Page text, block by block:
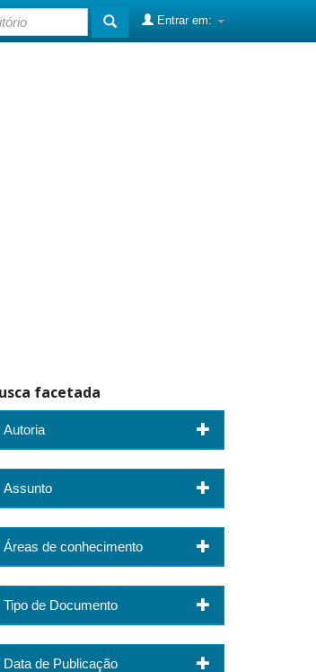
Entrar em:
facetada
Autoria
Assunto
Áreas de conhecimento
Tipo de Documento
Data de Publicação